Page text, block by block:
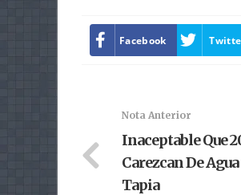
Facebook
Nota Anterior
Inaceptable Que
Carezcan De
Tapia